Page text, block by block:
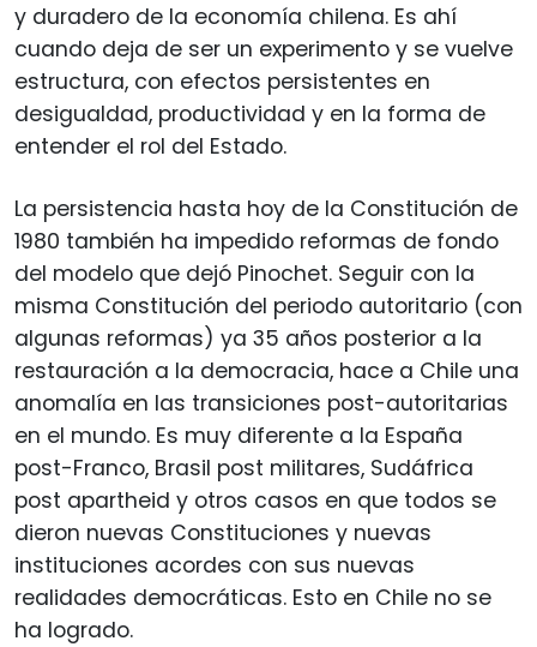
y duradero de la economía chilena. Es ahí
cuando deja de ser un experimento y se vuelve
estructura, con efectos persistentes en
desigualdad, productividad y en la forma de
entender el rol del Estado.
La persistencia hasta hoy de la Constitución de
1980 también ha impedido reformas de fondo
del modelo que dejó Pinochet. Seguir con la
misma Constitución del periodo autoritario (con
algunas reformas) ya 35 años posterior a la
restauración a la democracia, hace a Chile una
anomalía en las transiciones post-autoritarias
en el mundo. Es muy diferente a la España
post-Franco, Brasil post militares, Sudáfrica
post apartheid y otros casos en que todos se
dieron nuevas Constituciones y nuevas
instituciones acordes con sus nuevas
realidades democráticas. Esto en Chile no se
ha logrado.